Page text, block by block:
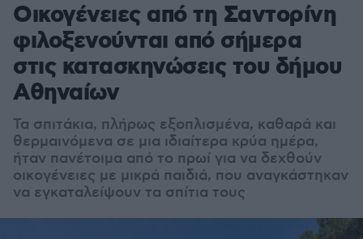
Οικογένειες από τη Σαντορίνη
φιλοξενούνται από σήμερα
στις κατασκηνώσεις του δήμου
Αθηναίων
Τα σπιτάκια, πλήρως εξοπλισμένα, καθαρά και
θερμαινόμενα σε μια ιδιαίτερα κρύα ημέρα,
ήταν πανέτοιμα από το πρωί για να δεχθούν
οικογένειες με μικρά παιδιά, που αναγκάστηκαν
να εγκαταλείψουν τα σπίτια τους